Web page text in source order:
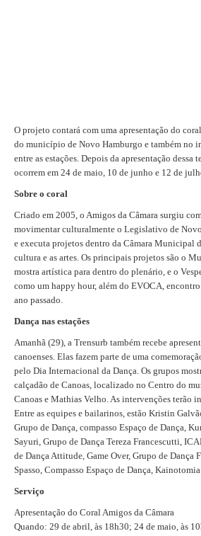
O projeto contará com uma apresentação do
do município de Novo Hamburgo e também no
entre as estações. Depois da apresentação dessa
ocorrem em 24 de maio, 10 de junho e 12 de
Sobre o coral
Criado em 2005, o Amigos da Câmara surgiu
movimentar culturalmente o Legislativo de
e executa projetos dentro da Câmara Municipal
cultura e as artes. Os principais projetos são o
mostra artística para dentro do plenário, e o
como um happy hour, além do EVOCA,
ano passado.
Dança nas estações
Amanhã (29), a Trensurb também recebe
canoenses. Elas fazem parte de uma
pelo Dia Internacional da Dança. Os grupos
calçadão de Canoas, localizado no Centro do
Canoas e Mathias Velho. As intervenções terão
Entre as equipes e bailarinos, estão Kristin
Grupo de Dança, compasso Espaço de Dança,
Sayuri, Grupo de Dança Tereza Francescutti,
de Dança Attitude, Game Over, Grupo de Dança
Spasso, Compasso Espaço de Dança,
Serviço
Apresentação do Coral Amigos da Câmara
Quando: 29 de abril, às 18h30; 24 de maio, às